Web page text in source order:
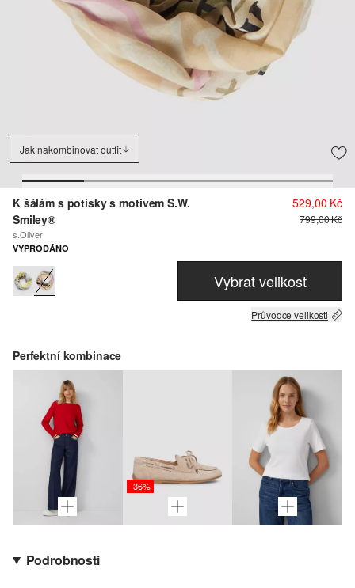
Jak nakombinovat outfit
K šálám s potisky s motivem S.W.
Smiley®
s.Oliver
529,00 Kč
799,00 Kč
VYPRODÁNO
Vybrat velikost
Průvodce velikosti
Perfektní kombinace
-36%
Podrobnosti